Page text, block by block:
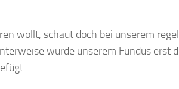
wollt, schaut doch bei unserem
wurde unserem Fundus erst